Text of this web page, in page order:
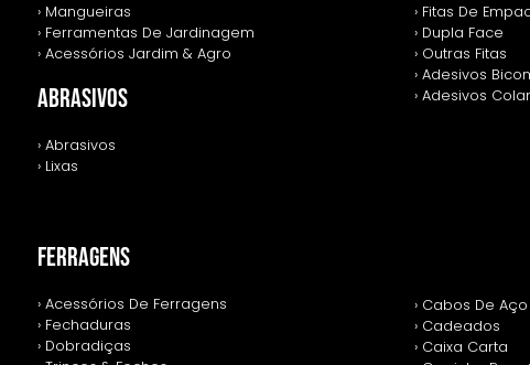
› Mangueiras
› Ferramentas De Jardinagem
› Acessórios Jardim & Agro
ABRASIVOS
› Abrasivos
› Lixas
› Fitas De
› Dupla Face
› Outras Fitas
› Adesivos
› Adesivos
FERRAGENS
› Acessórios De Ferragens
› Fechaduras
› Dobradiças
› Cabos De Aço
› Cadeados
› Caixa Carta